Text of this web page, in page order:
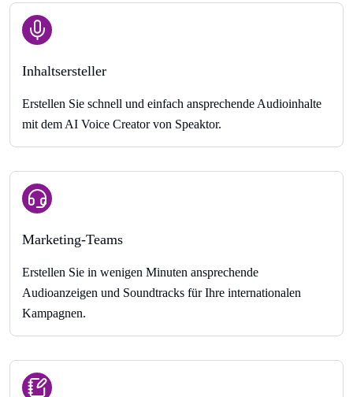
Inhaltsersteller
Erstellen Sie schnell und einfach ansprechende Audioinhalte
mit dem AI Voice Creator von Speaktor.
Marketing-Teams
Erstellen Sie in wenigen Minuten ansprechende
Audioanzeigen und Soundtracks für Ihre internationalen
Kampagnen.